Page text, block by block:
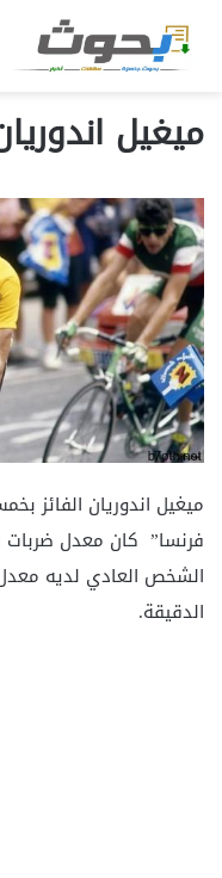
ميغيل
ميغيل اندوريان الفائز
الدقيقة.